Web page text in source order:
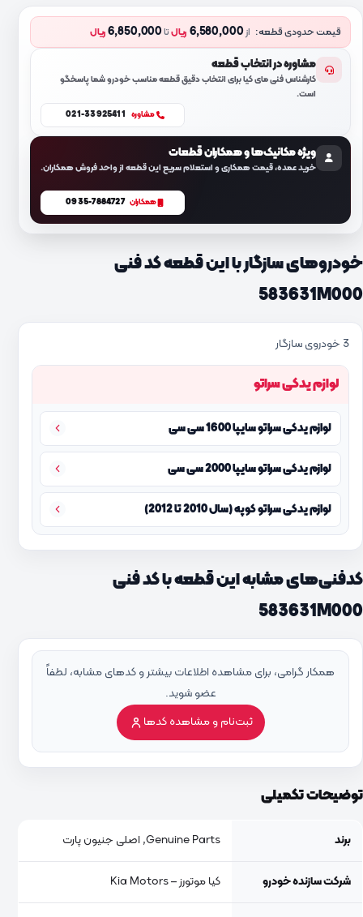
قیمت حدودی قطعه: از6,580,000 ریالتا6,850,000 ریال
مشاوره در انتخاب قطعه
کارشناس فنی مای کیا برای انتخاب دقیق قطعه مناسب خودرو شما پاسخگو
است.
مشاوره 021-33925411
ویژه مکانیک‌ها و همکاران قطعات
خرید عمده، قیمت همکاری و استعلام سریع این قطعه از واحد فروش همکاران.
همکاران 0935-7884727
خودروهای سازگار با این قطعه کد فنی
583631M000
3 خودروی سازگار
لوازم یدکی سراتو
لوازم یدکی سراتو سایپا 1600 سی سی
لوازم یدکی سراتو سایپا 2000 سی سی
لوازم یدکی سراتو کوپه (سال 2010 تا 2012)
کدفنی‌های مشابه این قطعه با کد فنی
583631M000
همکار گرامی، برای مشاهده اطلاعات بیشتر و کدهای مشابه، لطفاً
عضو شوید.
ثبت‌نام و مشاهده کدها
توضیحات تکمیلی
برند Genuine Parts, اصلی جنیون پارت
شرکت سازنده خودرو کیا موتورز – Kia Motors